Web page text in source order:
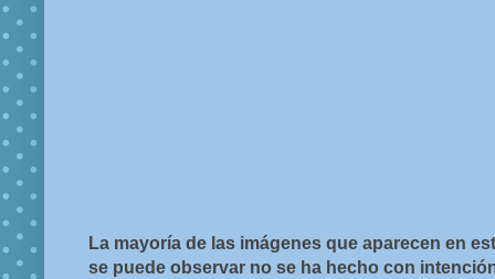
La mayoría de las imágenes que aparecen en
se puede observar no se ha hecho con